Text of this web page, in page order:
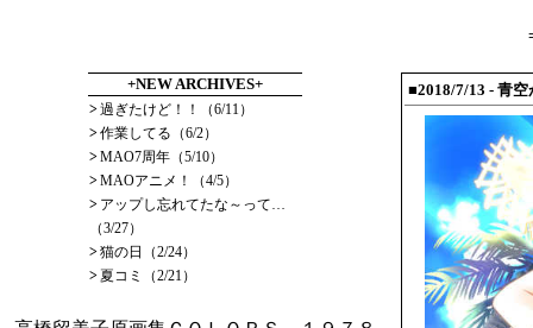
+NEW ARCHIVES+
>過ぎたけど！！（6/11）
>作業してる（6/2）
>MAO7周年（5/10）
>MAOアニメ！（4/5）
> アップし忘れてたな～って…
（3/27）
>猫の日（2/24）
>夏コミ（2/21）
■2018/7/13 - 青空